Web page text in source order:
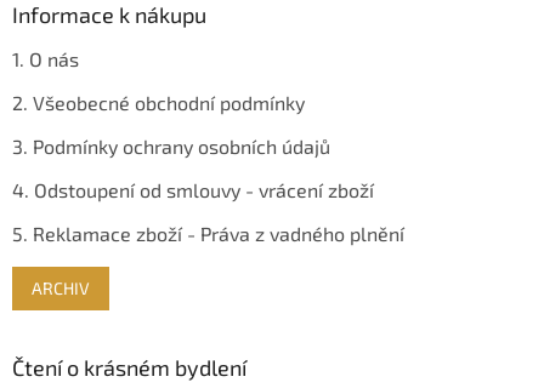
Informace k nákupu
1. O nás
2. Všeobecné obchodní podmínky
3. Podmínky ochrany osobních údajů
4. Odstoupení od smlouvy - vrácení zboží
5. Reklamace zboží - Práva z vadného plnění
ARCHIV
Čtení o krásném bydlení